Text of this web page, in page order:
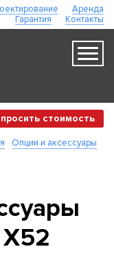
Аренда
Гарантия
Контакты
Опции и аксессуары
стоимость